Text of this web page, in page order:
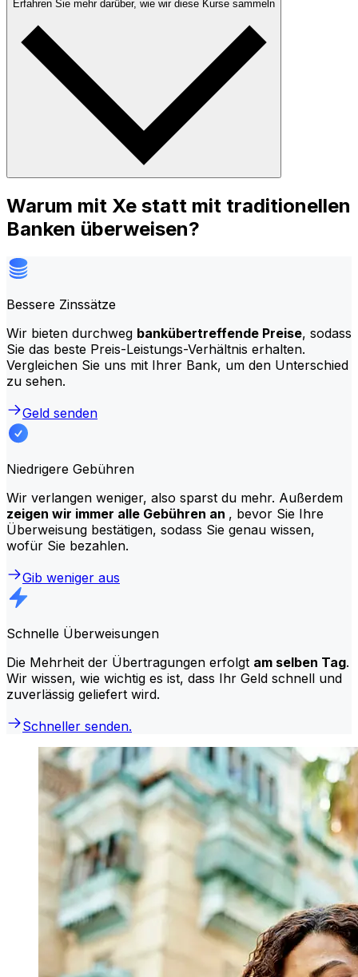
Erfahren Sie mehr darüber, wie wir diese Kurse sammeln
Warum mit Xe statt mit traditionellen
Banken überweisen?
Bessere Zinssätze
Wir bieten durchweg bankübertreffende Preise, sodass
Sie das beste Preis-Leistungs-Verhältnis erhalten.
Vergleichen Sie uns mit Ihrer Bank, um den Unterschied
zu sehen.
Geld senden
Niedrigere Gebühren
Wir verlangen weniger, also sparst du mehr. Außerdem
zeigen wir immer alle Gebühren an , bevor Sie Ihre
Überweisung bestätigen, sodass Sie genau wissen,
wofür Sie bezahlen.
Gib weniger aus
Schnelle Überweisungen
Die Mehrheit der Übertragungen erfolgt am selben Tag.
Wir wissen, wie wichtig es ist, dass Ihr Geld schnell und
zuverlässig geliefert wird.
Schneller senden.